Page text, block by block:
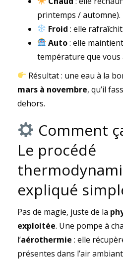
printemps / automne).
Froid : elle rafraîchit
Auto: elle
température que vous
Résultat : une eau à la
mars à novembre, qu’il
dehors.
Comment
Le procédé
expliqué
Pas de magie, juste de la
exploitée. Une pompe à
l’aérothermie : elle
présentes dans l’air